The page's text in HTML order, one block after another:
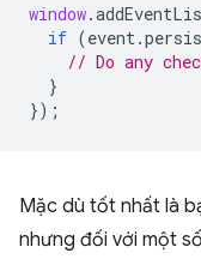
window.
if (event.
// Do any
}
});
Mặc dù tốt nhất là
nhưng đối với một